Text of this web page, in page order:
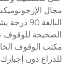
مجال
البالغة
الصحيحة للوقوف
مكتب الوقوف
للذراع دون